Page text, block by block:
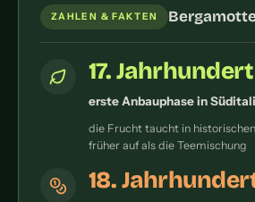
ZAHLEN & FAKTEN
17. Jahrhundert
erste Anbauphase in
die Frucht taucht in
früher auf als die Teemischung
18.